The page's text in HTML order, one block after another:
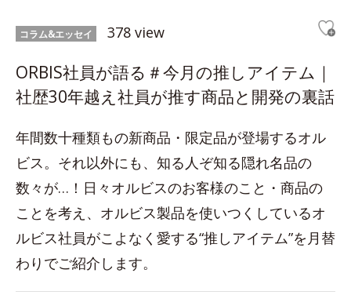
コラム&エッセイ 378 view
ORBIS社員が語る＃今月の推しアイテム｜
社歴30年越え社員が推す商品と開発の裏話
年間数十種類もの新商品・限定品が登場するオル
ビス。それ以外にも、知る人ぞ知る隠れ名品の
数々が…！日々オルビスのお客様のこと・商品の
ことを考え、オルビス製品を使いつくしているオ
ルビス社員がこよなく愛する“推しアイテム”を月替
わりでご紹介します。